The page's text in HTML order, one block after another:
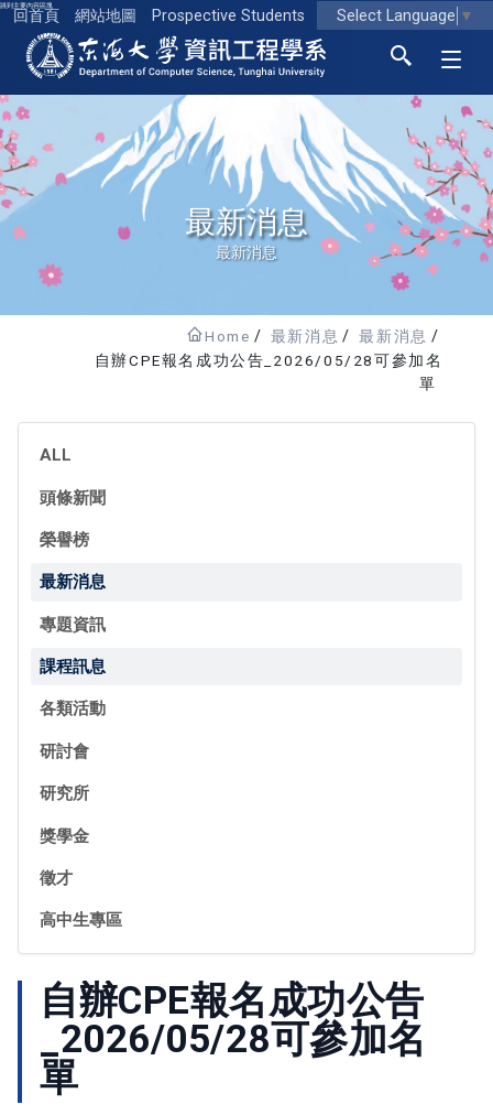
跳到主要內容區塊
回首頁 網站地圖 Prospective Students Select Language ▼
東海大學logo
最新消息
最新消息
Home 最新消息
最新消息
自辦CPE報名成功公告_2026/05/28可參加名
單
ALL
頭條新聞
榮譽榜
最新消息
專題資訊
課程訊息
各類活動
研討會
研究所
獎學金
徵才
高中生專區
自辦CPE報名成功公告
_2026/05/28可參加名
單